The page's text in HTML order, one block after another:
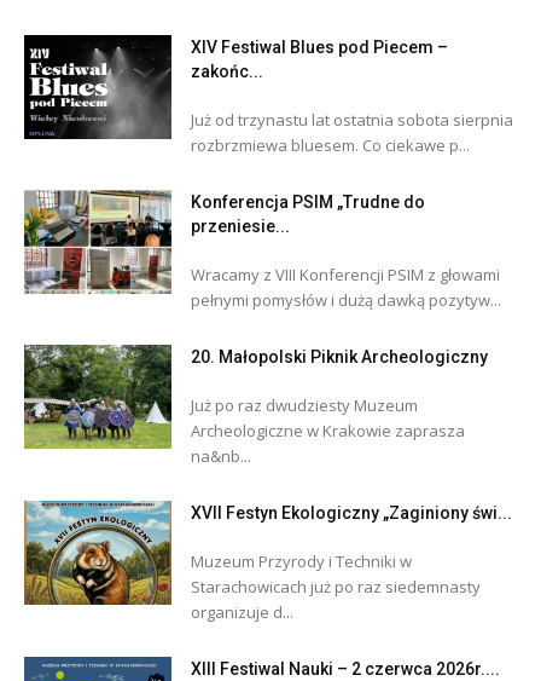
XIV Festiwal Blues pod Piecem –
zakońc...
Już od trzynastu lat ostatnia sobota sierpnia
rozbrzmiewa bluesem. Co ciekawe p...
Konferencja PSIM „Trudne do
przeniesie...
Wracamy z VIII Konferencji PSIM z głowami
pełnymi pomysłów i dużą dawką pozytyw...
20. Małopolski Piknik Archeologiczny
Już po raz dwudziesty Muzeum
Archeologiczne w Krakowie zaprasza
na&nb...
XVII Festyn Ekologiczny „Zaginiony świ...
Muzeum Przyrody i Techniki w
Starachowicach już po raz siedemnasty
organizuje d...
XIII Festiwal Nauki – 2 czerwca 2026r....